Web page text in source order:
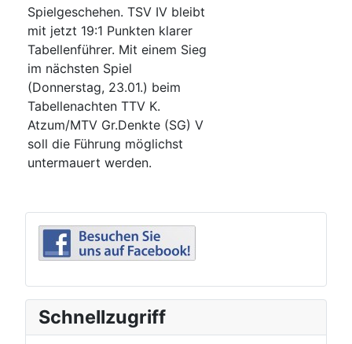
Spielgeschehen. TSV IV bleibt
mit jetzt 19:1 Punkten klarer
Tabellenführer. Mit einem Sieg
im nächsten Spiel
(Donnerstag, 23.01.) beim
Tabellenachten TTV K.
Atzum/MTV Gr.Denkte (SG) V
soll die Führung möglichst
untermauert werden.
Schnellzugriff